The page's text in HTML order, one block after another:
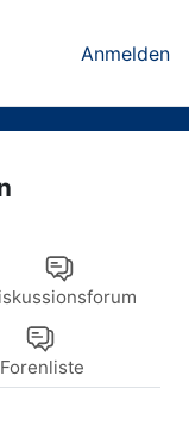
Anmelden
Forenliste